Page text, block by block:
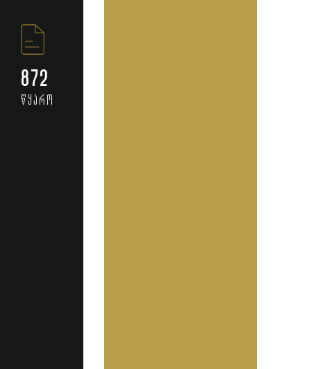
872
წყარო